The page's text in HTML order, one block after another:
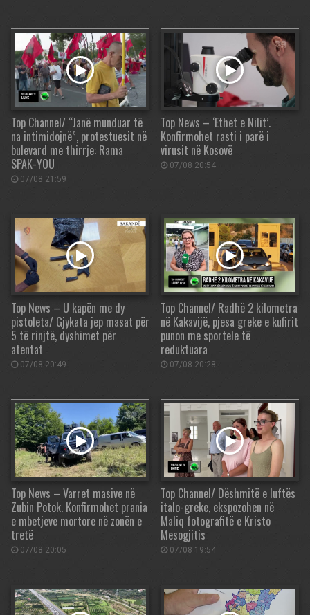
Top Channel/ “Janë munduar të
na intimidojnë”, protestuesit në
bulevard me thirrje: Rama
SPAK-YOU
07/08 21:59
Top News – ‘Ethet e Nilit’.
Konfirmohet rasti i parë i
virusit në Kosovë
07/08 20:54
Top News – U kapën me dy
pistoleta/ Gjykata jep masat për
5 të rinjtë, dyshimet për
atentat
07/08 20:49
Top Channel/ Radhë 2 kilometra
në Kakavijë, pjesa greke e kufirit
punon me sportele të
reduktuara
07/08 20:28
Top News – Varret masive në
Zubin Potok. Konfirmohet prania
e mbetjeve mortore në zonën e
tretë
07/08 20:05
Top Channel/ Dëshmitë e luftës
italo-greke, ekspozohen në
Maliq fotografitë e Kristo
Mesogjitis
07/08 19:54